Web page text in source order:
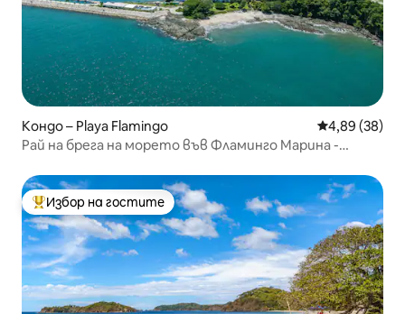
Кондо – Playa Flamingo Средна
4,89 (38)
Рай на брега на морето във Фламинго Марина -
Най-популярен избор на гостите
Избор на гостите